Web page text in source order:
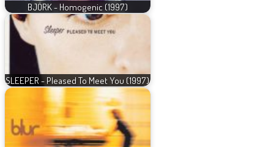
BJÖRK - Homogenic (1997)
SLEEPER - Pleased To Meet You (1997)